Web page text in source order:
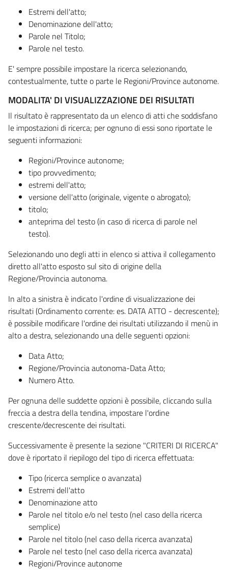
Estremi dell'atto;
Denominazione dell'atto;
Parole nel Titolo;
Parole nel testo.
E' sempre possibile impostare la ricerca selezionando,
contestualmente, tutte o parte le Regioni/Province autonome.
MODALITA' DI VISUALIZZAZIONE DEI RISULTATI
Il risultato è rappresentato da un elenco di atti che soddisfano
le impostazioni di ricerca; per ognuno di essi sono riportate le
seguenti informazioni:
Regioni/Province autonome;
tipo provvedimento;
estremi dell'atto;
versione dell'atto (originale, vigente o abrogato);
titolo;
anteprima del testo (in caso di ricerca di parole nel
testo).
Selezionando uno degli atti in elenco si attiva il collegamento
diretto all'atto esposto sul sito di origine della
Regione/Provincia autonoma.
In alto a sinistra è indicato l'ordine di visualizzazione dei
risultati (Ordinamento corrente: es. DATA ATTO - decrescente);
è possibile modificare l'ordine dei risultati utilizzando il menù in
alto a destra, selezionando una delle seguenti opzioni:
Data Atto;
Regione/Provincia autonoma-Data Atto;
Numero Atto.
Per ognuna delle suddette opzioni è possibile, cliccando sulla
freccia a destra della tendina, impostare l'ordine
crescente/decrescente dei risultati.
Successivamente è presente la sezione "CRITERI DI RICERCA"
dove è riportato il riepilogo del tipo di ricerca effettuata:
Tipo (ricerca semplice o avanzata)
Estremi dell'atto
Denominazione atto
Parole nel titolo e/o nel testo (nel caso della ricerca
semplice)
Parole nel titolo (nel caso della ricerca avanzata)
Parole nel testo (nel caso della ricerca avanzata)
Regioni/Province autonome